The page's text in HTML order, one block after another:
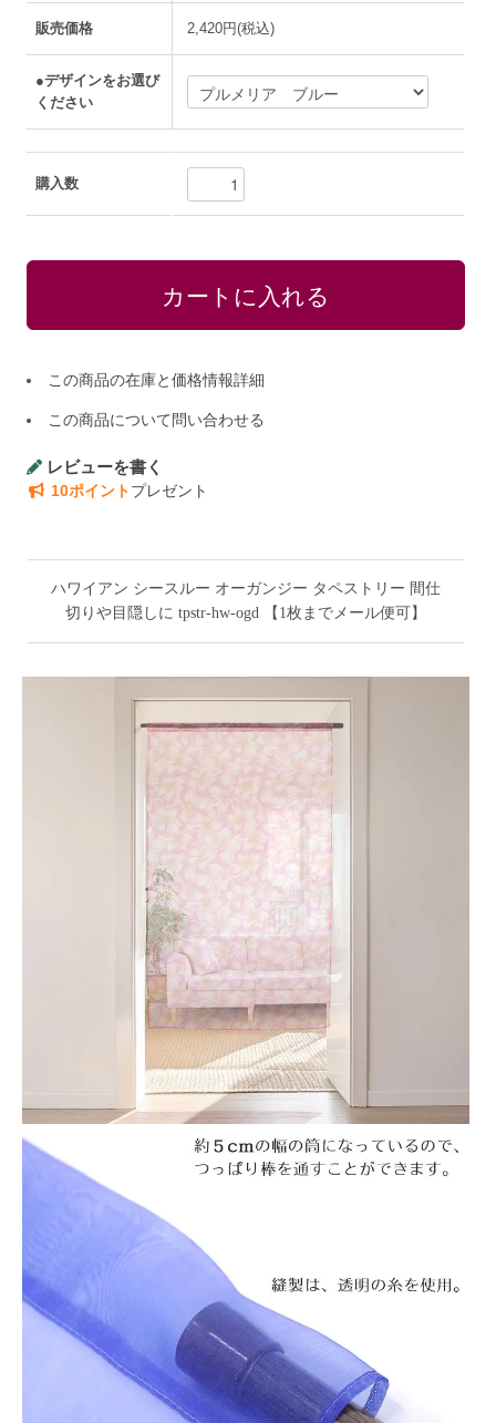
販売価格 2,420円(税込)
●デザインをお選び
ください
購入数
この商品の在庫と価格情報詳細
この商品について問い合わせる
レビューを書く
10ポイントプレゼント
ハワイアン シースルー オーガンジー タペストリー 間仕
切りや目隠しに tpstr-hw-ogd 【1枚までメール便可】